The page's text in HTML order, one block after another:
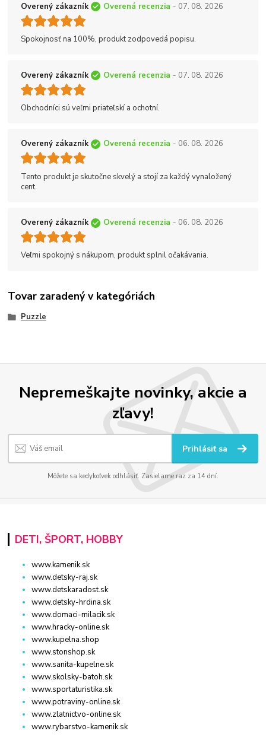
Overený zákazník Overená recenzia - 07. 08. 2026
Spokojnosť na 100%, produkt zodpovedá popisu.
Overený zákazník Overená recenzia - 07. 08. 2026
Obchodníci sú veľmi priateľskí a ochotní.
Overený zákazník Overená recenzia - 06. 08. 2026
Tento produkt je skutočne skvelý a stojí za každý vynaložený
cent.
Overený zákazník Overená recenzia - 06. 08. 2026
Veľmi spokojný s nákupom, produkt splnil očakávania.
Tovar zaradený v kategóriách
Puzzle
Nepremeškajte novinky, akcie a
zľavy!
Prihlásiť sa
Môžete sa kedykoľvek odhlásiť. Zasielame raz za 14 dní.
DETI, ŠPORT, HOBBY
www.kamenik.sk
www.detsky-raj.sk
www.detskaradost.sk
www.detsky-hrdina.sk
www.domaci-milacik.sk
www.hracky-online.sk
www.kupelna.shop
www.stonshop.sk
www.sanita-kupelne.sk
www.skolsky-batoh.sk
www.sportaturistika.sk
www.potraviny-online.sk
www.zlatnictvo-online.sk
www.rybarstvo-kamenik.sk